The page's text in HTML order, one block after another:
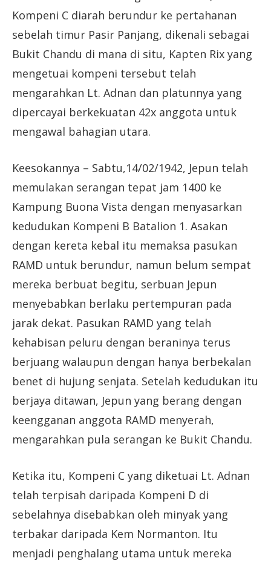
Kompeni C diarah berundur ke pertahanan
sebelah timur Pasir Panjang, dikenali sebagai
Bukit Chandu di mana di situ, Kapten Rix yang
mengetuai kompeni tersebut telah
mengarahkan Lt. Adnan dan platunnya yang
dipercayai berkekuatan 42x anggota untuk
mengawal bahagian utara.
Keesokannya – Sabtu,14/02/1942, Jepun telah
memulakan serangan tepat jam 1400 ke
Kampung Buona Vista dengan menyasarkan
kedudukan Kompeni B Batalion 1. Asakan
dengan kereta kebal itu memaksa pasukan
RAMD untuk berundur, namun belum sempat
mereka berbuat begitu, serbuan Jepun
menyebabkan berlaku pertempuran pada
jarak dekat. Pasukan RAMD yang telah
kehabisan peluru dengan beraninya terus
berjuang walaupun dengan hanya berbekalan
benet di hujung senjata. Setelah kedudukan itu
berjaya ditawan, Jepun yang berang dengan
keengganan anggota RAMD menyerah,
mengarahkan pula serangan ke Bukit Chandu.
Ketika itu, Kompeni C yang diketuai Lt. Adnan
telah terpisah daripada Kompeni D di
sebelahnya disebabkan oleh minyak yang
terbakar daripada Kem Normanton. Itu
menjadi penghalang utama untuk mereka